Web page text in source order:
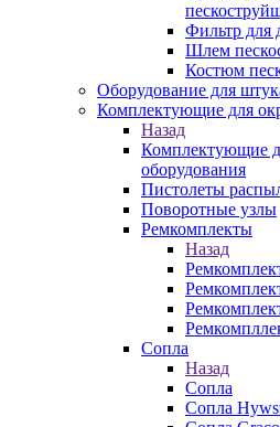
Фильтр для
Шлем
Костюм
Оборудование для
Комплектующие для
Назад
Комплектующие
оборудования
Пистолеты
Поворотные узлы
Ремкомплекты
Назад
Сопла
Назад
Сопла
Сопла